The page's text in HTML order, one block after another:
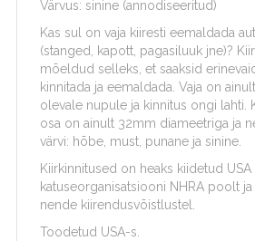
Värvus: sinine (annodiseeritud)
Kas sul on vaja kiiresti eemaldada
(stanged, kapott, pagasiluuk jne)?
mõeldud selleks, et saaksid
kinnitada ja eemaldada. Vaja on
olevale nupule ja kinnitus ongi lahti.
osa on ainult 32mm diameetriga ja
värvi: hõbe, must, punane ja sinine.
Kiirkinnitused on heaks kiidetud
katuseorganisatsiooni NHRA poolt
nende kiirendusvõistlustel.
Toodetud USA-s.